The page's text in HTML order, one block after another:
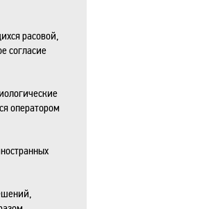
расовой,
согласие
оператором